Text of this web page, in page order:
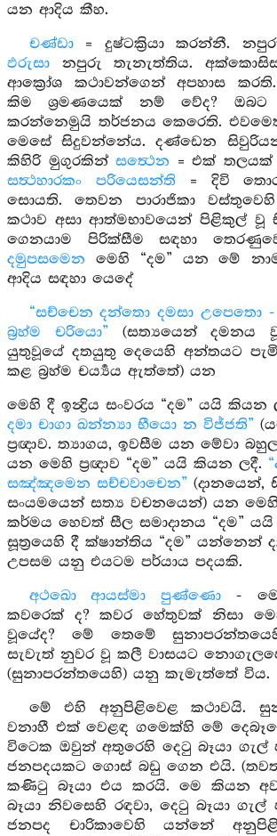
යන ආදිය කීහ.
චණ්ඩා= දුෂ්ටක්‍රියා කරන්නී.
ඵරුසා නපුරු තැනැත්තිය.
ආක්‍රෝශ කථාවන්ගෙන් අපහාස
කිම ශ්‍රමණයෙක් නම් වේද?
කරන්නෙමුයි තර්ජනය කෙරෙති.
මෙසේ සිදුවන්නේය. දණ්ඩෙන
කිහිරි මුගුරකින්සත්‍ථෙන = එක්
සත්‍ථහාරකං පරියෙසන්ති = දිවි
සොයති. තෙවන පාරාජිකා
කථාව අසා ආත්මභාවයෙන් පිළිකුල්
ගෙනයාම පිරික්සීම සඳහා
දමුපසමෙන මෙහි “දම” යන මේ
ආදිය සඳහා යෙදේ
“සච්චෙන දන්තො දමසා උපෙතො
බ්‍රහ්ම චරියො” (සත්‍යයෙන් දමනය
යුතුවූයේ දතයුතු දෙයෙහි අන්තයට
කළ බ්‍රහ්ම චර්‍ය්‍යය ඇත්තේ) යන
මෙහි දී ඉන්‍ද්‍රිය සංවරය “දම” යයි කියන
දමා චාගා ඛන්න්‍යා භීයො න විජ්ජති”
ප්‍රඥාව. ත්‍යාගය, ඉවසීම යන මේවා
යන මෙහි ප්‍රඥාව “දම” යයි කියන ලදී.
සඤ්ඤමෙන සච්චවාචෙන” (දානයෙන්,
සංයමයෙන් සත්‍ය වචනයෙන්) යන
කර්මය හෙවත් සීල සමාදානය “දම”
සූත්‍රයෙහි දී ක්ෂාන්තිය “දම” යන්නෙන්
උපසම යනු එයටම පර්යාය පදයකි.
අථඛො ආයස්මා පුණ්ණො -
කවරෙක් ද? කවර හේතුවක් නිසා
වූයේද? මේ තෙමේ
සැවැත් නුවර වූ කලී වාසයට
(සුනාපරන්තයෙහි) යනු කැමැත්තේ විය.
මේ එහි අනුපිළිවෙළ කථාවයි.
වනාහී එක් වෙළඳ ගමෙක්හි මේ
විටෙක ඔවුන් අතුරෙහි දෙටු බෑයා
ජනපදයකට ගොස් බඩු ගෙන එයි.
කණිටු බෑයා එය කරයි. මෙ කියන
බෑයා නිවසෙහි රඳවා, දෙටු බෑයා
ජනපද චාරිකාවෙහි යන්නේ